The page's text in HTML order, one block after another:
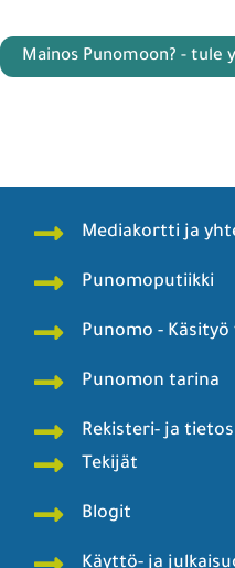
Mainos Punomoon? - tule
Mediakortti ja
Punomoputiikki
Punomo - Käsityö
Punomon tarina
Rekisteri- ja
Tekijät
Blogit
Käyttö- ja